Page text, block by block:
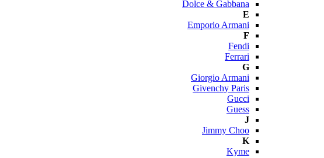
Dolce & Gabbana
E
Emporio Armani
F
Fendi
Ferrari
G
Giorgio Armani
Givenchy Paris
Gucci
Guess
J
Jimmy Choo
K
Kyme